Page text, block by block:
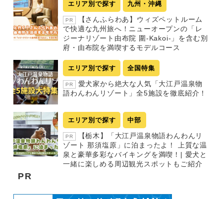
エリア別で探す 九州・沖縄
PR
【さんふらわあ】ウィズペットルーム
で快適な九州旅へ！ニューオープンの「レ
ジーナリゾート由布院 圍-Kakoi-」を含む別
府・由布院を満喫するモデルコース
エリア別で探す 全国特集
PR
愛犬家から絶大な人気「大江戸温泉物
語わんわんリゾート」全5施設を徹底紹介！
エリア別で探す 中部
PR
【栃木】「大江戸温泉物語わんわんリ
ゾート 那須塩原」に泊まったよ！ 上質な温
泉と豪華多彩なバイキングを満喫！| 愛犬と
一緒に楽しめる周辺観光スポットもご紹介
PR